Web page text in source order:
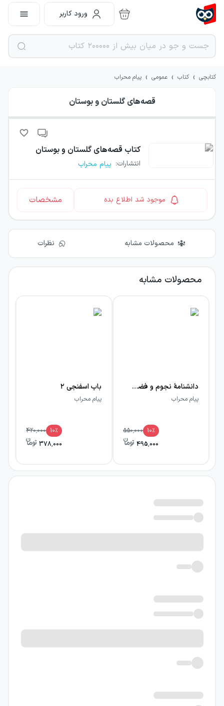
ورود کاربر
کتابچی › کتاب › عمومی › پیام محراب
قصه‌های گلستان و بوستان
کتاب قصه‌های گلستان و بوستان
انتشارات: پیام محراب
موجود شد اطلاع بده مشخصات
محصولات مشابه نظرات
محصولات مشابه
دانشنامهٔ نجوم و فضا (همراه پرسش و پاسخ)
پیام محراب
550,000 10٪
495,000
باب اسفنجی ۲
پیام محراب
420,000 10٪
378,000